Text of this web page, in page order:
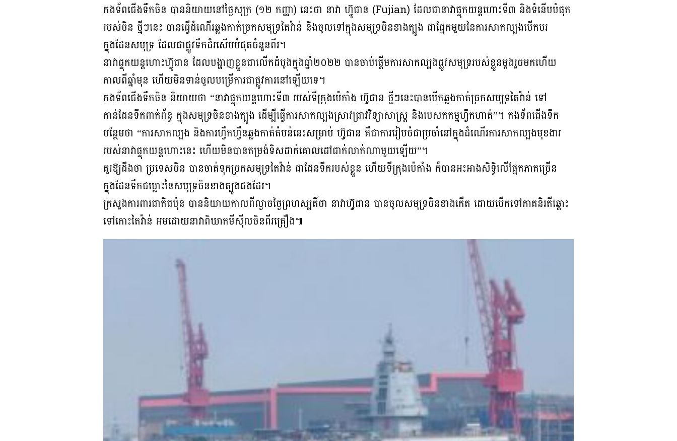
កងទ័ពជើងទឹកចិន បាននិយាយនៅថ្ងៃសុក្រ (១២ កញ្ញា) នេះថា នាវា ហ៊្វូជាន (Fujian) ដែលជានាវាផ្ទុកយន្តហោះទី៣ និងទំនើបបំផុត
របស់ចិន ថ្មីៗនេះ បានធ្វើដំណើរឆ្លងកាត់ច្រកសមុទ្រតៃវ៉ាន់ និងចូលទៅក្នុងសមុទ្រចិនខាងត្បូង ជាផ្នែកមួយនៃការសាកល្បងបើកបរ
ក្នុងដែនសមុទ្រ ដែលជាផ្លូវទឹកដ៏រសើបបំផុតចំនួនពីរ។
នាវាផ្ទុកយន្តហោះហ៊្វូជាន ដែលបង្ហាញខ្លួនជាលើកដំបូងក្នុងឆ្នាំ២០២២ បានចាប់ផ្តើមការសាកល្បងផ្លូវសមុទ្ររបស់ខ្លួនម្ដងរួចមកហើយ
កាលពីឆ្នាំមុន ហើយមិនទាន់ចូលបម្រើការជាផ្លូវការនៅឡើយទេ។
កងទ័ពជើងទឹកចិន និយាយថា “នាវាផ្ទុកយន្តហោះទី៣ របស់ទីក្រុងប៉េកាំង ហ្វ៊ូជាន ថ្មីៗនេះបានបើកឆ្លងកាត់ច្រកសមុទ្រតៃវ៉ាន់ ទៅ
កាន់ដែនទឹកពាក់ព័ន្ធ ក្នុងសមុទ្រចិនខាងត្បូង ដើម្បីធ្វើការសាកល្បងស្រាវជ្រាវវិទ្យាសាស្ត្រ និងបេសកកម្មហ្វឹកហាត់”។ កងទ័ពជើងទឹក
បន្ថែមថា “ការសាកល្បង និងការហ្វឹកហ្វឺនឆ្លងកាត់តំបន់នេះសម្រាប់ ហ្វ៊ូជាន គឺជាការរៀបចំជាប្រចាំនៅក្នុងដំណើរការសាកល្បងមុខងារ
របស់នាវាផ្ទុកយន្តហោះនេះ ហើយមិនបានតម្រង់ទិសដាក់គោលដៅជាក់លាក់ណាមួយឡើយ”។
គួរឱ្យដឹងថា ប្រទេសចិន បានចាត់ទុកច្រកសមុទ្រតៃវ៉ាន់ ជាដែនទឹករបស់ខ្លួន ហើយទីក្រុងប៉េកាំង ក៏បានអះអាងសិទ្ធិលើផ្នែកភាគច្រើន
ក្នុងដែនទឹកជម្លោះនៃសមុទ្រចិនខាងត្បូងផងដែរ។
ក្រសួងការពារជាតិជប៉ុន បាននិយាយកាលពីល្ងាចថ្ងៃព្រហស្បតិ៍ថា នាវាហ្វ៊ូជាន បានចូលសមុទ្រចិនខាងកើត ដោយបើកទៅភាគនិរតីឆ្ពោះ
ទៅកោះតៃវ៉ាន់ អមដោយនាវាពិឃាតមីស៊ីលចិនពីរគ្រឿង៕